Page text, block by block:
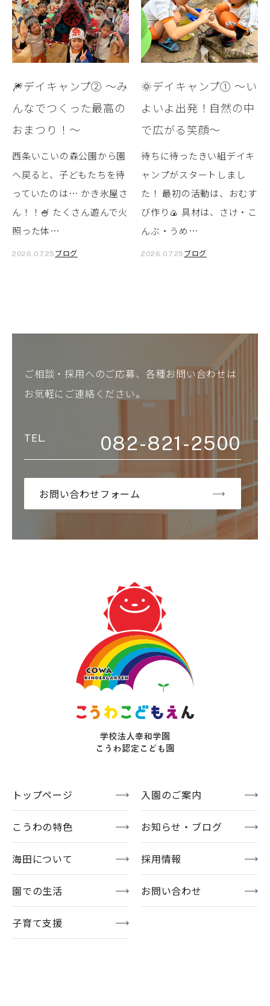
🎆デイキャンプ② ～み
んなでつくった最高の
おまつり！～
西条いこいの森公園から園
へ戻ると、子どもたちを待
っていたのは… かき氷屋さ
ん！！🍧 たくさん遊んで火
照った体…
2026.07.25 ブログ
🌞デイキャンプ① ～い
よいよ出発！自然の中
で広がる笑顔～
待ちに待ったきい組デイキ
ャンプがスタートしまし
た！ 最初の活動は、おむす
び作り🍙 具材は、さけ・こ
んぶ・うめ…
2026.07.25 ブログ
ご相談・採用へのご応募、各種お問い合わせは
お気軽にご連絡ください。
082-821-2500
お問い合わせフォーム
トップページ 入園のご案内
こうわの特色 お知らせ・ブログ
海田について 採用情報
園での生活 お問い合わせ
子育て支援